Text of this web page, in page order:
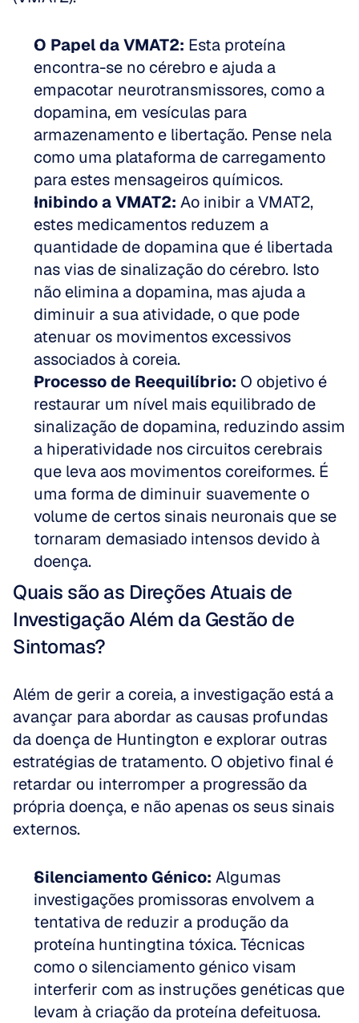
O Papel da VMAT2: Esta proteína
encontra-se no cérebro e ajuda a
empacotar neurotransmissores, como a
dopamina, em vesículas para
armazenamento e libertação. Pense nela
como uma plataforma de carregamento
para estes mensageiros químicos.
Inibindo a VMAT2: Ao inibir a VMAT2,
estes medicamentos reduzem a
quantidade de dopamina que é libertada
nas vias de sinalização do cérebro. Isto
não elimina a dopamina, mas ajuda a
diminuir a sua atividade, o que pode
atenuar os movimentos excessivos
associados à coreia.
Processo de Reequilíbrio: O objetivo é
restaurar um nível mais equilibrado de
sinalização de dopamina, reduzindo assim
a hiperatividade nos circuitos cerebrais
que leva aos movimentos coreiformes. É
uma forma de diminuir suavemente o
volume de certos sinais neuronais que se
tornaram demasiado intensos devido à
doença.
Quais são as Direções Atuais de
Investigação Além da Gestão de
Sintomas?
Além de gerir a coreia, a investigação está a
avançar para abordar as causas profundas
da doença de Huntington e explorar outras
estratégias de tratamento. O objetivo final é
retardar ou interromper a progressão da
própria doença, e não apenas os seus sinais
externos.
Silenciamento Génico: Algumas
investigações promissoras envolvem a
tentativa de reduzir a produção da
proteína huntingtina tóxica. Técnicas
como o silenciamento génico visam
interferir com as instruções genéticas que
levam à criação da proteína defeituosa.